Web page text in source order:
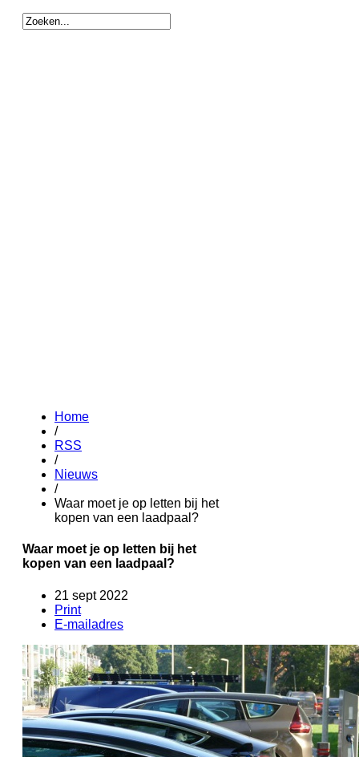
Home
/
RSS
/
Nieuws
/
Waar moet je op letten bij het
kopen van een laadpaal?
Waar moet je op letten bij het
kopen van een laadpaal?
21 sept 2022
Print
E-mailadres